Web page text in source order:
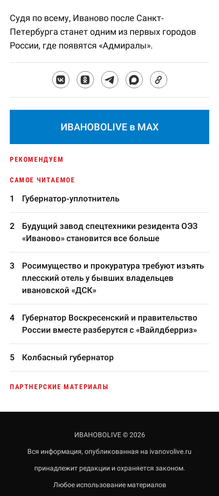
Судя по всему, Иваново после Санкт-
Петербурга станет одним из первых городов
России, где появятся «Адмиралы».
ИВАНОВОLIVE в MAX
РЕКОМЕНДУЕМ
САМОЕ ЧИТАЕМОЕ
Губернатор-уплотнитель
Будущий завод спецтехники резидента ОЭЗ
«Иваново» становится все больше
Росимущество и прокуратура требуют изъять
плесский отель у бывших владельцев
ивановской «ДСК»
Губернатор Воскресенский и правительство
России вместе разберутся с «Вайлдберриз»
Колбасный губернатор
ПАРТНЕРСКИЕ МАТЕРИАЛЫ
ИВАНОВОLIVE © 2026
Вся информация, опубликованная на ivanovolive.ru
принадлежит редакции и охраняется законом.
Любое использование материалов